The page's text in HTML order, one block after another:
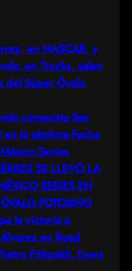
en NASCAR, y
en Trucks, salen
del Súper Óvalo
conquista San
en la séptima Fecha
Series
SE LLEVÓ LA
SERIES EN
POTOSINO
la victoria a
en Road
Fittipaldi, fuera